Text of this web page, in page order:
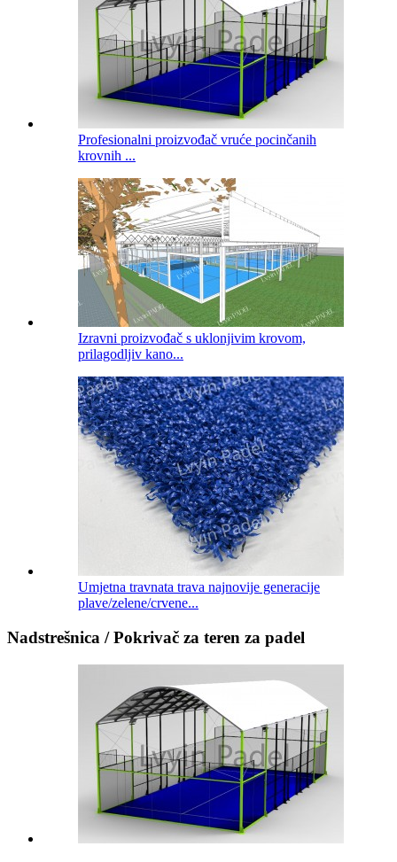
Profesionalni proizvođač vruće pocinčanih
krovnih ...
Izravni proizvođač s uklonjivim krovom,
prilagodljiv kano...
Umjetna travnata trava najnovije generacije
plave/zelene/crvene...
Nadstrešnica / Pokrivač za teren za padel